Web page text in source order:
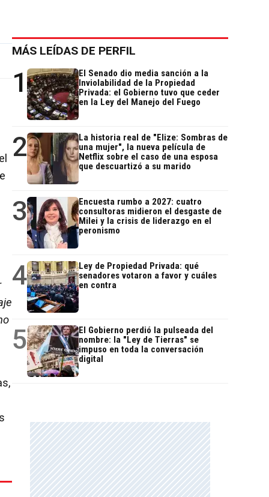
MÁS LEÍDAS DE PERFIL
1
El Senado dio media sanción a la
Inviolabilidad de la Propiedad
Privada: el Gobierno tuvo que ceder
en la Ley del Manejo del Fuego
2
La historia real de "Elize: Sombras de
una mujer", la nueva película de
Netflix sobre el caso de una esposa
que descuartizó a su marido
3
Encuesta rumbo a 2027: cuatro
consultoras midieron el desgaste de
Milei y la crisis de liderazgo en el
peronismo
4
Ley de Propiedad Privada: qué
senadores votaron a favor y cuáles
en contra
5
El Gobierno perdió la pulseada del
nombre: la "Ley de Tierras" se
impuso en toda la conversación
digital